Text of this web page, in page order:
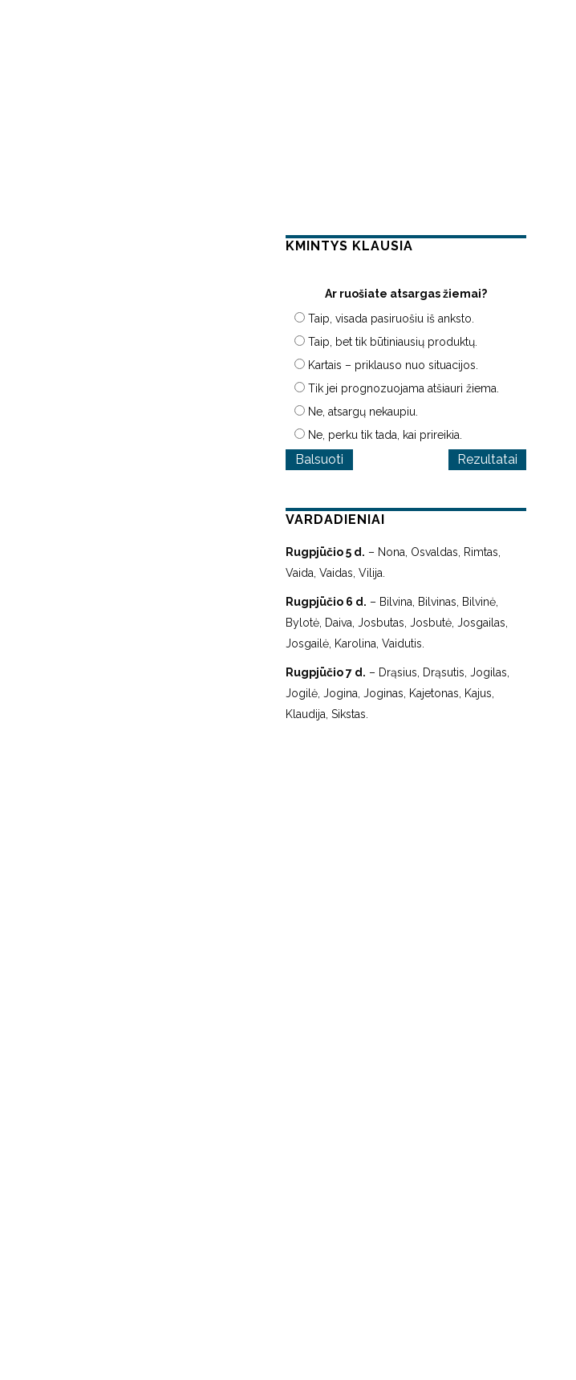
KMINTYS KLAUSIA
Ar ruošiate atsargas žiemai?
Taip, visada pasiruošiu iš anksto.
Taip, bet tik būtiniausių produktų.
Kartais – priklauso nuo situacijos.
Tik jei prognozuojama atšiauri žiema.
Ne, atsargų nekaupiu.
Ne, perku tik tada, kai prireikia.
Rezultatai
VARDADIENIAI
Rugpjūčio 5 d. – Nona, Osvaldas, Rimtas,
Vaida, Vaidas, Vilija.
Rugpjūčio 6 d. – Bilvina, Bilvinas, Bilvinė,
Bylotė, Daiva, Josbutas, Josbutė, Josgailas,
Josgailė, Karolina, Vaidutis.
Rugpjūčio 7 d. – Drąsius, Drąsutis, Jogilas,
Jogilė, Jogina, Joginas, Kajetonas, Kajus,
Klaudija, Sikstas.